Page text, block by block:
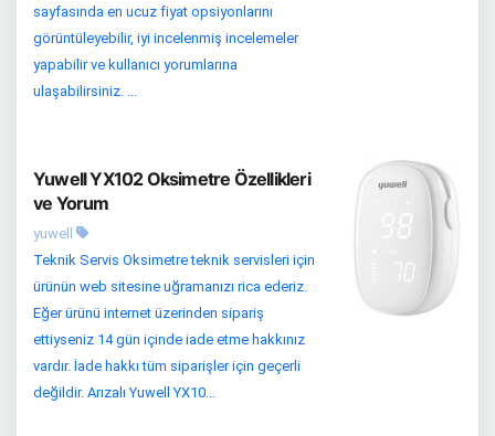
sayfasında en ucuz fiyat opsiyonlarını
görüntüleyebilir, iyi incelenmiş incelemeler
yapabilir ve kullanıcı yorumlarına
ulaşabilirsiniz. ...
Yuwell YX102 Oksimetre Özellikleri
ve Yorum
yuwell
Teknik Servis Oksimetre teknik servisleri için
ürünün web sitesine uğramanızı rica ederiz.
Eğer ürünü internet üzerinden sipariş
ettiyseniz 14 gün içinde iade etme hakkınız
vardır. İade hakkı tüm siparişler için geçerli
değildir. Arızalı Yuwell YX10...